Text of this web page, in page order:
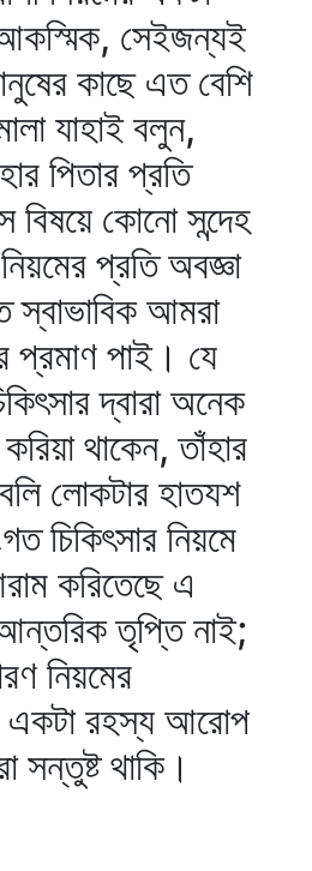
আকস্মিক, সেইজন্যই
কাছে এত বেশি
যাহাই বলুন,
পিতার প্রতি
বিষয়ে কোনো সন্দেহ
প্রতি অবজ্ঞা
স্বাভাবিক আমরা
প্রমাণ পাই। যে
দ্বারা অনেক
থাকেন, তাঁহার
লোকটার হাতযশ
চিকিৎসার নিয়মে
করিতেছে এ
তৃপ্তি নাই;
নিয়মের
একটা রহস্য আরোপ
সন্তুষ্ট থাকি।